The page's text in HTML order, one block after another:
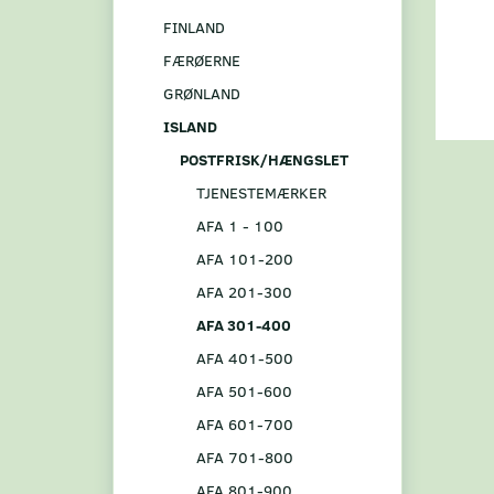
FINLAND
FÆRØERNE
GRØNLAND
ISLAND
POSTFRISK/HÆNGSLET
TJENESTEMÆRKER
AFA 1 - 100
AFA 101-200
AFA 201-300
AFA 301-400
AFA 401-500
AFA 501-600
AFA 601-700
AFA 701-800